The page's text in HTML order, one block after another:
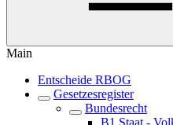
Main
Entscheide RBOG
Gesetzesregister
Bundesrecht
B1 Staat -